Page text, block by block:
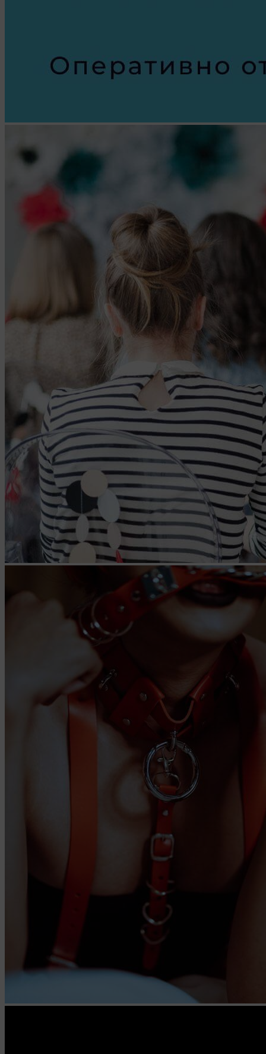
3. Политика разъясняет субъектам персональных
данных, которые осуществляют использование веб-
пользователи могут контролировать процесс такой
4. Файлы cookie являются текстовыми файлами,
сохраненными в браузере компьютера (мобильного
для отражения действий, совершенных
заново или выбирать те же параметры при
повторном посещении того или иного сайта,
например, выбор языковой версии.
5. Целями обработки файлов cookie являются:
5.1. Обеспечение удобства пользователей сайтов;
5.2. Повышение качества функционирования
сайтов, в том числе корректность их работы;
5.3. Сбор аналитической информации в
обобщенном виде для оценки и дальнейшего
улучшения работы сайтов;
5.4. Создание и предоставление
персонализированной рекламы пользователю.
6. Общество не использует файлы cookie для
идентификации субъектов персональных данных.
7. На сайтах используются как файлы cookie первой
стороны (устанавливаемые сайтами, которые
посещает пользователь), так и сторонние файлы
cookie (задаются сервером, расположенным вне
домена наших сайтов).
8. Общество обрабатывает обезличенные данные
пользователей сайта (включая файлы «cookie»),
собираемые с помощью сервисов Интернет-
статистики, которые служат для сбора информации о
действиях пользователей на сайте, улучшения
качества сайта и его содержания. Общество
обрабатывает обезличенные данные о пользователе в
случае, если это разрешено в настройках браузера
пользователя (включено сохранение файлов cookie и
использование технологии JavaScript).
9. На сайтах обрабатываются следующие типы
файлов cookie:
9.1. Технические (обязательные) файлы cookie,
например, применяемые при регистрации либо
комментария. Данные файлы cookie используются
в целях обеспечения корректной работы сайтов и
полноценного использования его функционала
пользователем, не могут быть отключены в
системах. Вместе с тем, пользователь может
настроить браузер, чтобы он блокировал такие
файлы сookie или уведомлял пользователя об их
использовании — но в таком случае некоторые
разделы сайта могут не работать).
9.2. Функциональные файлы cookie, например,
определяющие имя пользователя. Данные файлы
cookie используются для обеспечения работы
некоторых дополнительных функций сайтов,
пользователя, в том числе имени пользователя
или выбора языка, и для предотвращения
повторных прохождений опросов
условия работы пользователей с сайтом.
9.3. Файлы cookie предпочтений, например, для
настройки контента. Данные файлы cookie
собирают информацию о выборе пользователя на
сайте и его предпочтениях и позволяют Обществу
настройках для того, чтобы соответствующим
образом настраивать сайт.
9.4. Аналитические файлы cookie, например
Яндекс.Метрика, Google Analytics. Данные файлы